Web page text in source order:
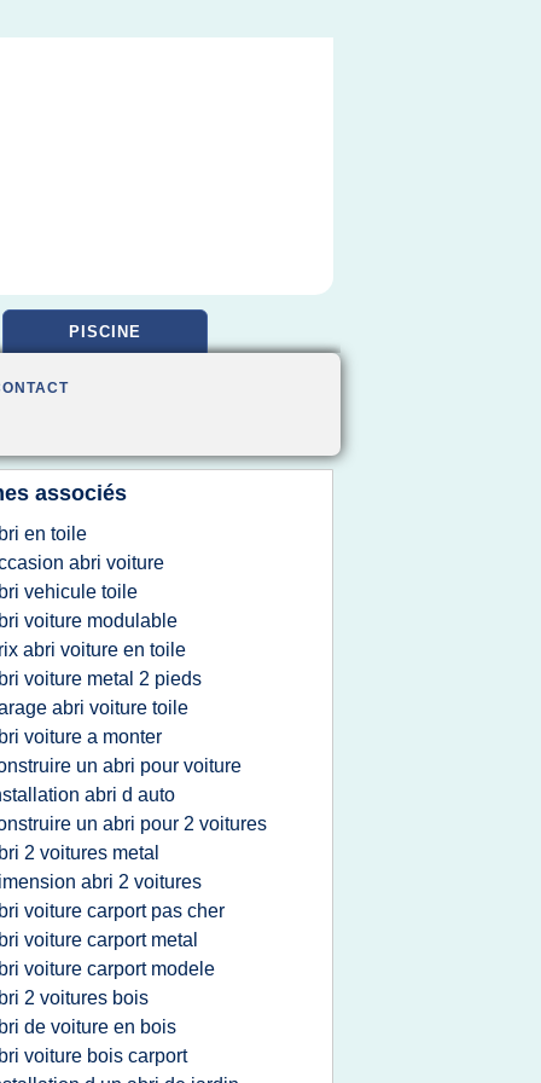
PISCINE
associés
en toile
abri voiture
vehicule toile
voiture modulable
abri voiture en toile
voiture metal 2 pieds
abri voiture toile
voiture a monter
un abri pour voiture
abri d auto
un abri pour 2 voitures
2 voitures metal
abri 2 voitures
voiture carport pas cher
voiture carport metal
voiture carport modele
2 voitures bois
de voiture en bois
voiture bois carport